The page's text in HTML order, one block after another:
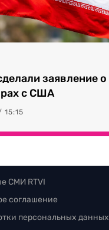
заявление о
с США
СМИ RTVI
соглашение
персональных данных